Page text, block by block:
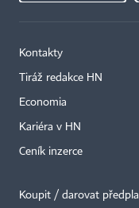
Kontakty
Tiráž redakce HN
Economia
Kariéra v HN
Ceník inzerce
Koupit / darovat